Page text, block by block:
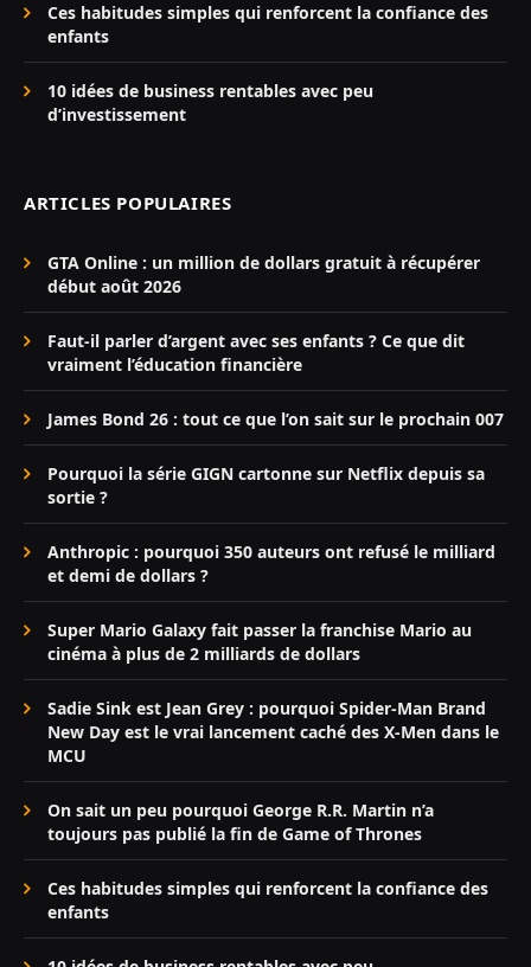
Ces habitudes simples qui renforcent la confiance des
enfants
10 idées de business rentables avec peu
d’investissement
ARTICLES POPULAIRES
GTA Online : un million de dollars gratuit à récupérer
début août 2026
Faut-il parler d’argent avec ses enfants ? Ce que dit
vraiment l’éducation financière
James Bond 26 : tout ce que l’on sait sur le prochain 007
Pourquoi la série GIGN cartonne sur Netflix depuis sa
sortie ?
Anthropic : pourquoi 350 auteurs ont refusé le milliard
et demi de dollars ?
Super Mario Galaxy fait passer la franchise Mario au
cinéma à plus de 2 milliards de dollars
Sadie Sink est Jean Grey : pourquoi Spider-Man Brand
New Day est le vrai lancement caché des X-Men dans le
MCU
On sait un peu pourquoi George R.R. Martin n’a
toujours pas publié la fin de Game of Thrones
Ces habitudes simples qui renforcent la confiance des
enfants